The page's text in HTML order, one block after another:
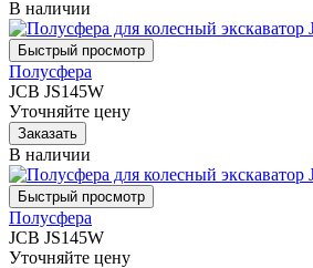
В наличии
Полусфера
JCB JS145W
Уточняйте цену
В наличии
Полусфера
JCB JS145W
Уточняйте цену